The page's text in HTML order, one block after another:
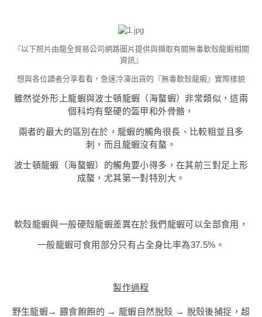
『以下照片由龍全貿易公司網路圖片提供與擷取有關無毒軟殼龍蝦相關
資訊』
想與各位讀者分享看看，急速冷凍出貨的『無毒軟殼龍蝦』實際樣貌
雖然從外形上龍蝦與波士頓龍蝦（海螯蝦）非常類似，這兩
個科均有堅硬的盔甲和外骨骼，
兩者的最大的區別在於，龍蝦的觸角很長、比較粗並且多
刺，而且龍蝦沒有螯。
波士頓龍蝦（海螯蝦）的觸角要小得多，在其前三對足上形
成螯，尤其第一對特別大。​
軟殼龍蝦與一般硬殼龍蝦差異在於我們龍蝦可以全部食用，
一般龍蝦可食用部分只有占全身比率為37.5%。
製作過程
野生龍蝦→ 餵食飽飽的 → 龍蝦自然脫殼 → 脫殼後捕捉，超